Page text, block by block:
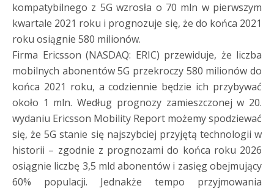
kompatybilnego z 5G wzrosła o 70 mln w pierwszym
kwartale 2021 roku i prognozuje się, że do końca 2021
roku osiągnie 580 milionów.
Firma Ericsson (NASDAQ: ERIC) przewiduje, że liczba
mobilnych abonentów 5G przekroczy 580 milionów do
końca 2021 roku, a codziennie będzie ich przybywać
około 1 mln. Według prognozy zamieszczonej w 20.
wydaniu Ericsson Mobility Report możemy spodziewać
się, że 5G stanie się najszybciej przyjętą technologii w
historii – zgodnie z prognozami do końca roku 2026
osiągnie liczbę 3,5 mld abonentów i zasięg obejmujący
60% populacji. Jednakże tempo przyjmowania